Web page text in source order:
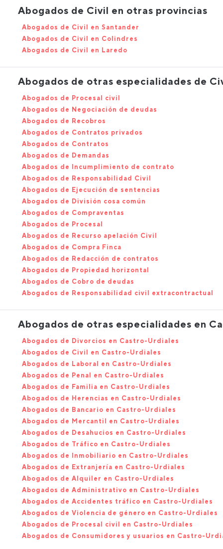
Abogados de Civil en otras provincias
Abogados de Civil en Santander
Abogados de Civil en Colindres
Abogados de Civil en Laredo
Abogados de otras especialidades de
Abogados de Procesal civil
Abogados de Negociación de deudas
Abogados de Recobros
Abogados de Contratos privados
Abogados de Contratos
Abogados de Demandas
Abogados de Incumplimiento de contrato
Abogados de Responsabilidad Civil
Abogados de Ejecución de sentencias
Abogados de División cosa común
Abogados de Compraventas
Abogados de Procesal
Abogados de Recurso apelación Civil
Abogados de Compra Finca
Abogados de Redacción de contratos
Abogados de Propiedad horizontal
Abogados de Cobro de deudas
Abogados de Responsabilidad civil extracontractual
Abogados de otras especialidades en
Abogados de Divorcios en Castro-Urdiales
Abogados de Civil en Castro-Urdiales
Abogados de Laboral en Castro-Urdiales
Abogados de Penal en Castro-Urdiales
Abogados de Familia en Castro-Urdiales
Abogados de Herencias en Castro-Urdiales
Abogados de Bancario en Castro-Urdiales
Abogados de Mercantil en Castro-Urdiales
Abogados de Desahucios en Castro-Urdiales
Abogados de Tráfico en Castro-Urdiales
Abogados de Inmobiliario en Castro-Urdiales
Abogados de Extranjería en Castro-Urdiales
Abogados de Alquiler en Castro-Urdiales
Abogados de Administrativo en Castro-Urdiales
Abogados de Accidentes tráfico en Castro-Urdiales
Abogados de Violencia de género en Castro-Urdiales
Abogados de Procesal civil en Castro-Urdiales
Abogados de Consumidores y usuarios en Castro-